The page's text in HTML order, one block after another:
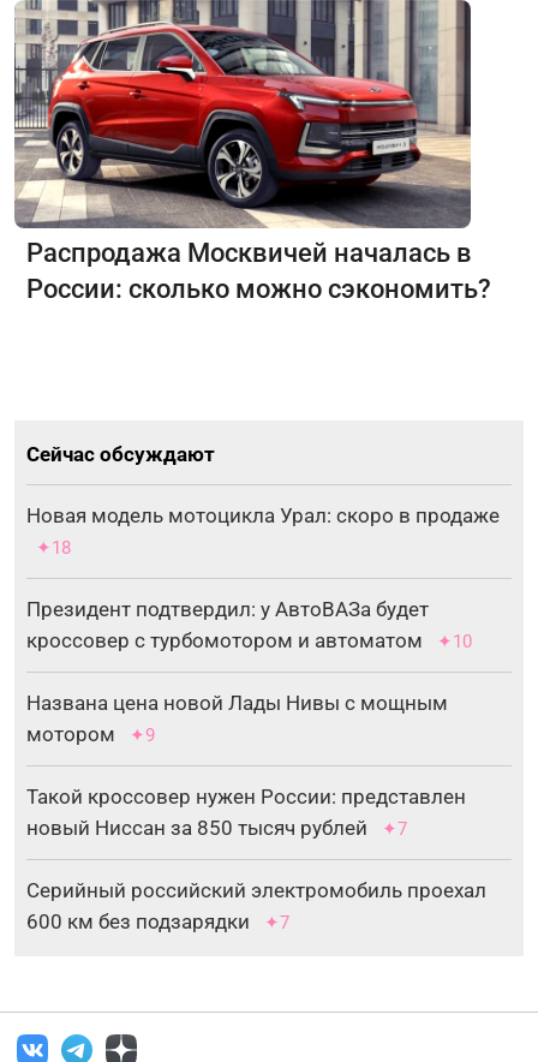
Распродажа Москвичей началась в
России: сколько можно сэкономить?
Сейчас обсуждают
Новая модель мотоцикла Урал: скоро в продаже
✦18
Президент подтвердил: у АвтоВАЗа будет
кроссовер с турбомотором и автоматом
✦10
Названа цена новой Лады Нивы с мощным
мотором
✦9
Такой кроссовер нужен России: представлен
новый Ниссан за 850 тысяч рублей
✦7
Серийный российский электромобиль проехал
600 км без подзарядки
✦7